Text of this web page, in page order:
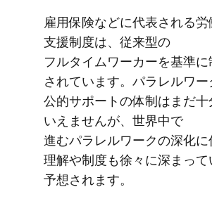
雇用保険などに​代表される​
支援制度は、​従来型の​
フルタイムワーカーを​基準
されています。​パラレルワー
公的サポートの​体制は​まだ​十
いえませんが、​世界中で​
進むパラレルワークの​深化に​
理解や​制度も​徐々に​深まって
予想されます。